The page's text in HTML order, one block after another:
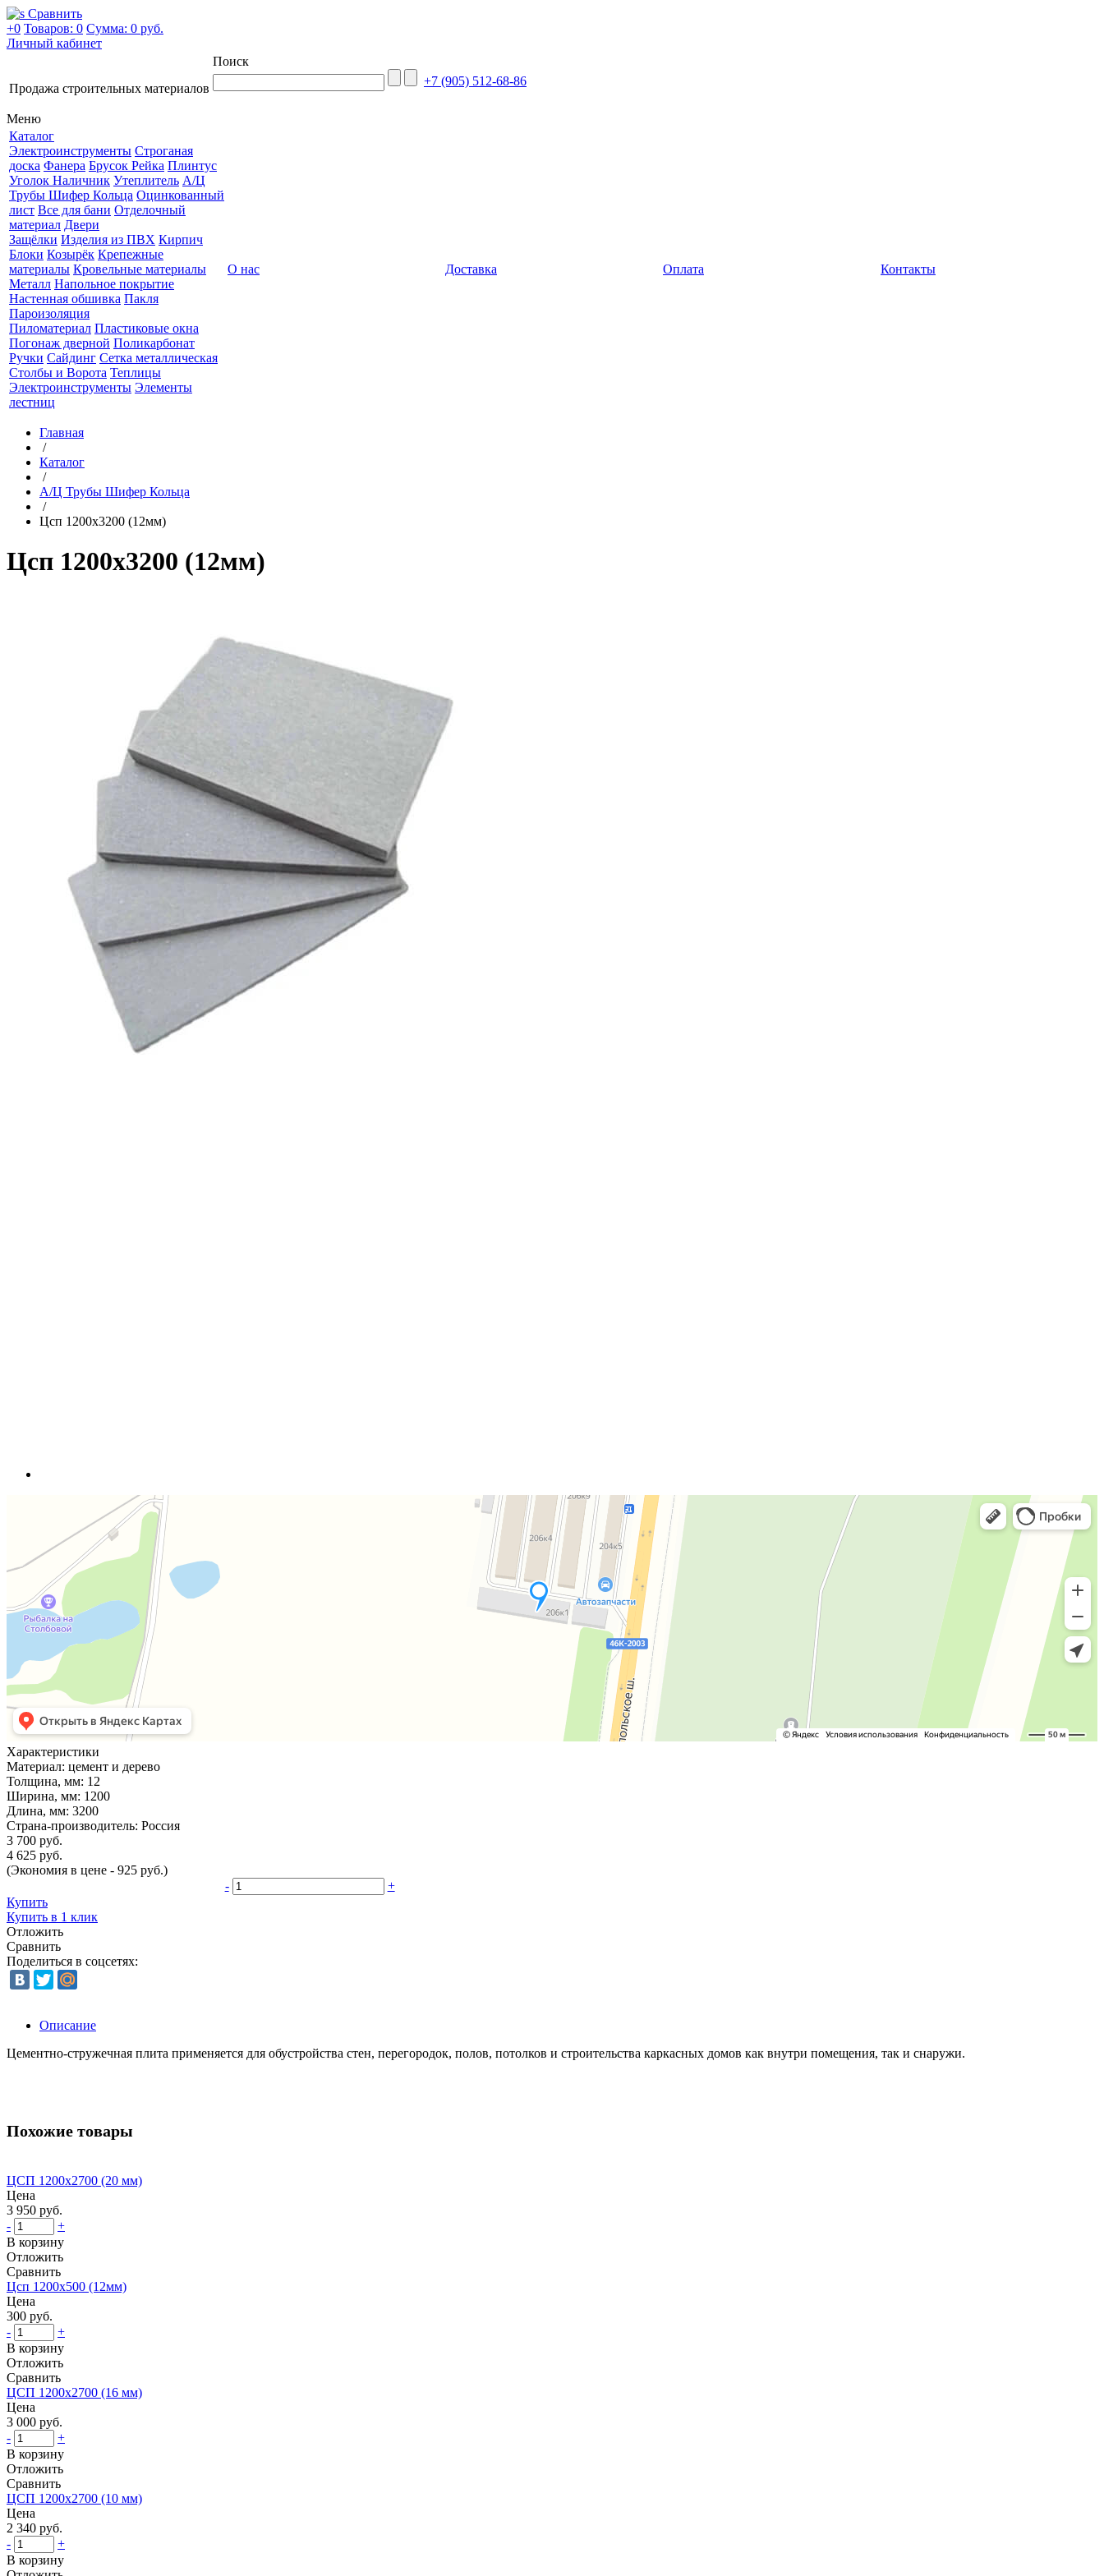
Сравнить
+0 Товаров: 0 Сумма: 0 руб.
Личный кабинет
Продажа строительных материалов
Поиск
+7 (905) 512-68-86
Меню
Каталог
Электроинструменты Строганая
доска Фанера Брусок Рейка Плинтус
Уголок Наличник Утеплитель А/Ц
Трубы Шифер Кольца Оцинкованный
лист Все для бани Отделочный
материал Двери
Защёлки Изделия из ПВХ Кирпич
Блоки Козырёк Крепежные
материалы Кровельные материалы
Металл Напольное покрытие
Настенная обшивка Пакля
Пароизоляция
Пиломатериал Пластиковые окна
Погонаж дверной Поликарбонат
Ручки Сайдинг Сетка металлическая
Столбы и Ворота Теплицы
Электроинструменты Элементы
лестниц
О нас Доставка Оплата Контакты
Главная
/
Каталог
/
А/Ц Трубы Шифер Кольца
/
Цсп 1200х3200 (12мм)
Цсп 1200х3200 (12мм)
Характеристики
Материал: цемент и дерево
Толщина, мм: 12
Ширина, мм: 1200
Длина, мм: 3200
Страна-производитель: Россия
3 700 руб.
4 625 руб.
(Экономия в цене - 925 руб.)
-
+
Купить
Купить в 1 клик
Отложить
Сравнить
Поделиться в соцсетях:
Описание
Цементно-стружечная плита применяется для обустройства стен, перегородок, полов, потолков и строительства каркасных домов как внутри помещения, так и снаружи.
Похожие товары
ЦСП 1200х2700 (20 мм)
Цена
3 950 руб.
-
+
В корзину
Отложить
Сравнить
Цсп 1200х500 (12мм)
Цена
300 руб.
-
+
В корзину
Отложить
Сравнить
ЦСП 1200х2700 (16 мм)
Цена
3 000 руб.
-
+
В корзину
Отложить
Сравнить
ЦСП 1200х2700 (10 мм)
Цена
2 340 руб.
-
+
В корзину